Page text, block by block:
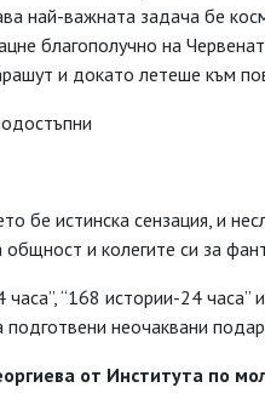
най-важната задача бе
благополучно на
и докато летеше към
бе истинска сензация, и
и колегите си за
“168 истории-24
подготвени неочаквани
от Института по